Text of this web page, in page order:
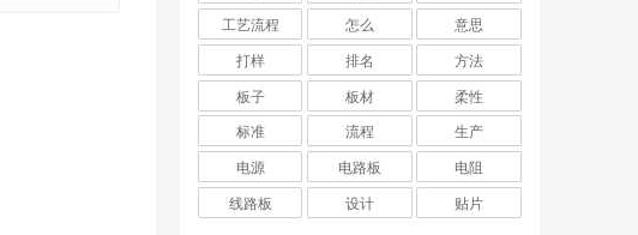
工艺流程
怎么
意思
打样
排名
方法
板子
板材
柔性
标准
流程
生产
电源
电路板
电阻
线路板
设计 贴片